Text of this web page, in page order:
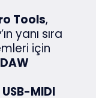
Tools,
’ın yanı sıra
için
DAW
USB-MIDI